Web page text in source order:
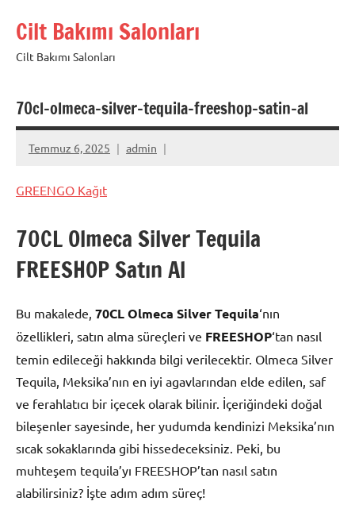
geçCilt Bakımı Salonları
Cilt Bakımı Salonları
70cl-olmeca-silver-tequila-freeshop-satin-al
Temmuz 6, 2025 admin
GREENGO Kağıt
70CL Olmeca Silver Tequila
FREESHOP Satın Al
Bu makalede, 70CL Olmeca Silver Tequila‘nın
özellikleri, satın alma süreçleri ve FREESHOP‘tan nasıl
temin edileceği hakkında bilgi verilecektir. Olmeca Silver
Tequila, Meksika’nın en iyi agavlarından elde edilen, saf
ve ferahlatıcı bir içecek olarak bilinir. İçeriğindeki doğal
bileşenler sayesinde, her yudumda kendinizi Meksika’nın
sıcak sokaklarında gibi hissedeceksiniz. Peki, bu
muhteşem tequila’yı FREESHOP’tan nasıl satın
alabilirsiniz? İşte adım adım süreç!